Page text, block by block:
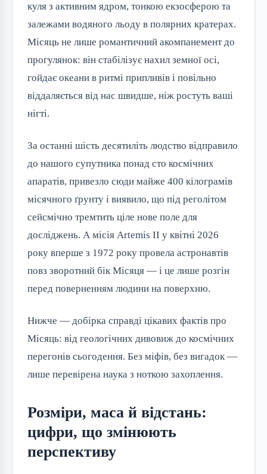
куля з активним ядром, тонкою екзосферою та
залежами водяного льоду в полярних кратерах.
Місяць не лише романтичний акомпанемент до
прогулянок: він стабілізує нахил земної осі,
гойдає океани в ритмі припливів і повільно
віддаляється від нас швидше, ніж ростуть ваші
нігті.
За останні шість десятиліть людство відправило
до нашого супутника понад сто космічних
апаратів, привезло сюди майже 400 кілограмів
місячного ґрунту і виявило, що під реголітом
сейсмічно тремтить ціле нове поле для
досліджень. А місія Artemis II у квітні 2026
року вперше з 1972 року провела астронавтів
повз зворотний бік Місяця — і це лише розгін
перед поверненням людини на поверхню.
Нижче — добірка справді цікавих фактів про
Місяць: від геологічних дивовиж до космічних
перегонів сьогодення. Без міфів, без вигадок —
лише перевірена наука з ноткою захоплення.
Розміри, маса й відстань:
цифри, що змінюють
перспективу